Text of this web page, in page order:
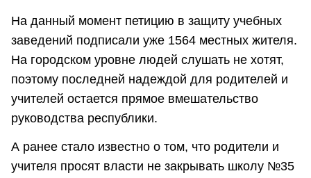
На данный момент петицию в защиту учебных
заведений подписали уже 1564 местных жителя.
На городском уровне людей слушать не хотят,
поэтому последней надеждой для родителей и
учителей остается прямое вмешательство
руководства республики.
А ранее стало известно о том, что родители и
учителя просят власти не закрывать школу №35